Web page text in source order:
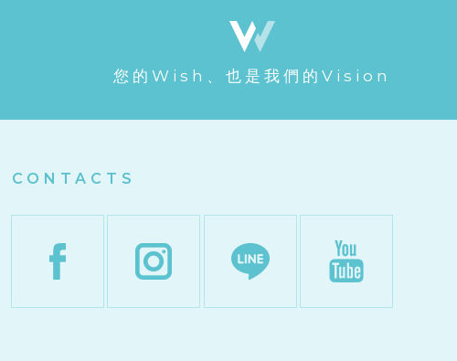
您的Wish、也是我們的Vision
CONTACTS